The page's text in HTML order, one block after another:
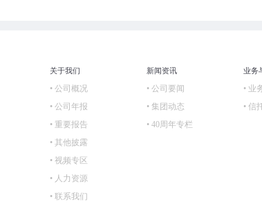
关于我们
• 公司概况
• 公司年报
• 重要报告
• 其他披露
• 视频专区
• 人力资源
• 联系我们
新闻资讯
• 公司要闻
• 集团动态
• 40周年专栏
业务
• 业
• 信